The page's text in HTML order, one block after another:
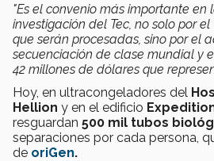
"Es el convenio más importante en
investigación del Tec, no solo por
que serán procesadas, sino por el
secuenciación de clase mundial y
42 millones de dólares que
Hoy, en ultracongeladores del
Hellion y en el edificio
resguardan 500 mil tubos
separaciones por cada persona,
de oriGen.